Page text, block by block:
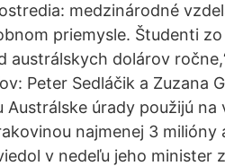
medzinárodné
priemysle. Študenti
austrálskych dolárov
Peter Sedláčik a Zuzana
úrady použijú
najmenej 3 milióny
v nedeľu jeho minister